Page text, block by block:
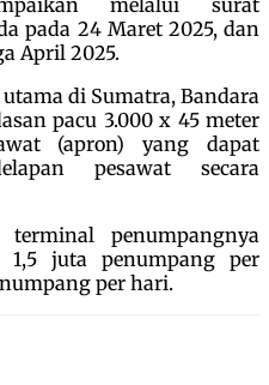
pada 24 Maret 2025, dan
April 2025.
di Sumatra, Bandara
pacu 3.000 x 45 meter
(apron) yang dapat
pesawat secara
penumpangnya
juta penumpang per
per hari.